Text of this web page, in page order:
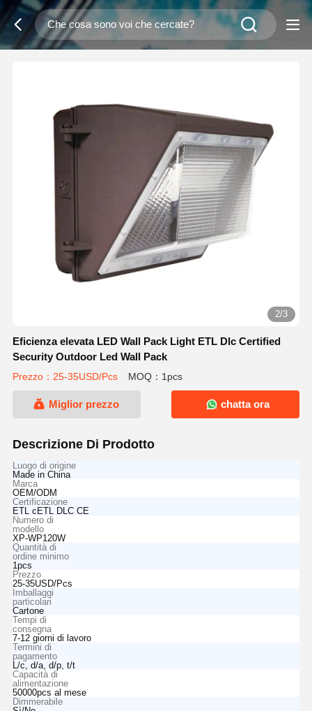
2/3
Eficienza elevata LED Wall Pack Light ETL Dlc Certified
Security Outdoor Led Wall Pack
Prezzo：25-35USD/Pcs MOQ：1pcs
Miglior prezzo chatta ora
Descrizione Di Prodotto
Luogo di origine
Made in China
Marca
OEM/ODM
Certificazione
ETL cETL DLC CE
Numero di
modello
XP-WP120W
Quantità di
ordine minimo
1pcs
Prezzo
25-35USD/Pcs
Imballaggi
particolari
Cartone
Tempi di
consegna
7-12 giorni di lavoro
Termini di
pagamento
L/c, d/a, d/p, t/t
Capacità di
alimentazione
50000pcs al mese
Dimmerabile